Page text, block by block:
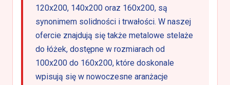
120x200, 140x200 oraz 160x200, są
synonimem solidności i trwałości. W naszej
ofercie znajdują się także metalowe stelaże
do łóżek, dostępne w rozmiarach od
100x200 do 160x200, które doskonale
wpisują się w nowoczesne aranżacje